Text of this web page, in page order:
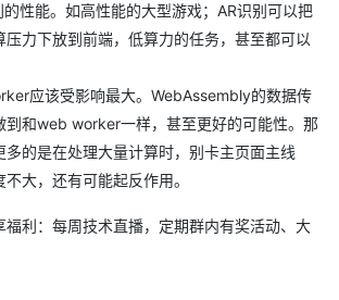
性能。如高性能的大型游戏；AR识别可以把
压力下放到前端，低算力的任务，甚至都可以
应该受影响最大。WebAssembly的数据传
到和web worker一样，甚至更好的可能性。那
多的是在处理大量计算时，别卡主页面主线
大，还有可能起反作用。
福利：每周技术直播，定期群内有奖活动、大